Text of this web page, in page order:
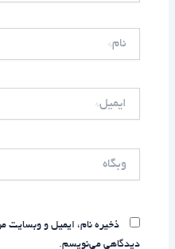
ذخیره نام، ایمیل و وبسایت
دیدگاهی می‌نویسم.